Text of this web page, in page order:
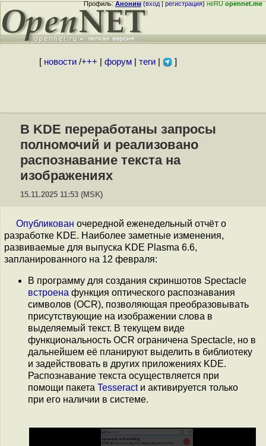
Профиль:Аноним(вход|регистрация)неRUopennet.me
[ новости/+++ форум| теги| ]
В KDE переработаны запросы
полномочий и реализовано
распознавание текста на
изображениях
15.11.2025 11:53 (MSK)
Опубликован очередной еженедельный отчёт о
разработке KDE. Наиболее заметные изменения,
развиваемые для выпуска KDE Plasma 6.6,
запланированного на 12 февраля:
В программу для создания скриншотов Spectacle
встроена функция оптического распознавания
символов (OCR), позволяющая преобразовывать
присутствующие на изображении слова в
выделяемый текст. В текущем виде
функциональность OCR ограничена Spectacle, но в
дальнейшем её планируют выделить в библиотеку
и задействовать в других приложениях KDE.
Распознавание текста осуществляется при
помощи пакета Tesseractи активируется только
при его наличии в системе.